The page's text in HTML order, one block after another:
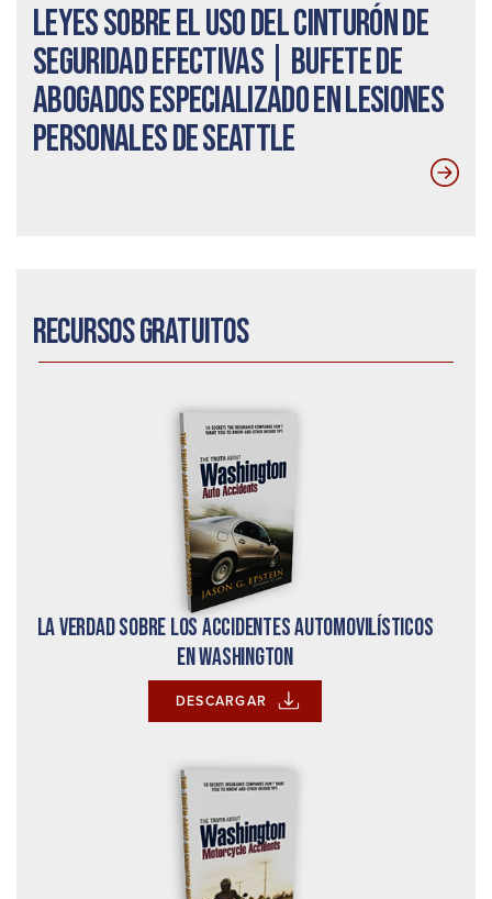
Leyes sobre el uso del cinturón de
seguridad efectivas | Bufete de
abogados especializado en lesiones
personales de Seattle
Recursos gratuitos
La verdad sobre los accidentes automovilísticos
en Washington
DESCARGAR